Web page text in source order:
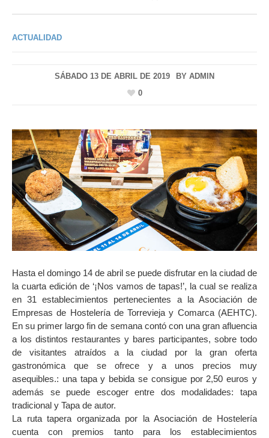
ACTUALIDAD
SÁBADO 13 DE ABRIL DE 2019 BY ADMIN
0
Hasta el domingo 14 de abril se puede disfrutar en la ciudad de
la cuarta edición de ‘¡Nos vamos de tapas!’, la cual se realiza
en 31 establecimientos pertenecientes a la Asociación de
Empresas de Hostelería de Torrevieja y Comarca (AEHTC).
En su primer largo fin de semana contó con una gran afluencia
a los distintos restaurantes y bares participantes, sobre todo
de visitantes atraídos a la ciudad por la gran oferta
gastronómica que se ofrece y a unos precios muy
asequibles.: una tapa y bebida se consigue por 2,50 euros y
además se puede escoger entre dos modalidades: tapa
tradicional y Tapa de autor.
La ruta tapera organizada por la Asociación de Hostelería
cuenta con premios tanto para los establecimientos